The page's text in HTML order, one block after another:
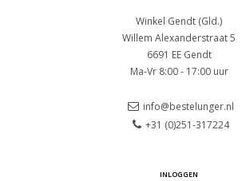
Winkel Gendt (Gld.)
Willem Alexanderstraat 5
6691 EE Gendt
Ma-Vr 8:00 - 17:00 uur
info@bestelunger.nl
+31 (0)251-317224
INLOGGEN